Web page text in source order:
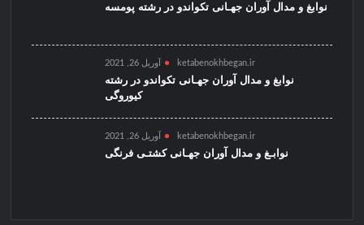
نوابغ و مدال آوران جهـانی تکواندو در رشته پومسه
ketabenokhbegan.ir آوریل 26, 2021
نوابغ و مدال آوران جهـانی تکواندو در رشته
کیوروگی
ketabenokhbegan.ir آوریل 26, 2021
نوابـغ و مدال آوران جهـانی کشتـی فرنگی